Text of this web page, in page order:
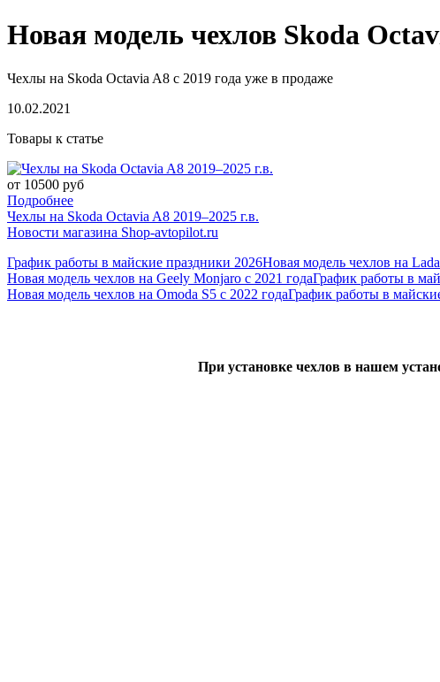
Новая модель чехлов Skoda
Чехлы на Skoda Octavia A8 с 2019 года уже в продаже
10.02.2021
Товары к статье
от 10500 руб
Подробнее
Чехлы на Skoda Octavia A8 2019–2025 г.в.
Новости магазина Shop-avtopilot.ru
График работы в майские праздники 2026Новая модель чехлов на
Новая модель чехлов на Geely Monjaro с 2021 годаГрафик работы в
Новая модель чехлов на Omoda S5 с 2022 годаГрафик работы в
При установке чехлов в нашем